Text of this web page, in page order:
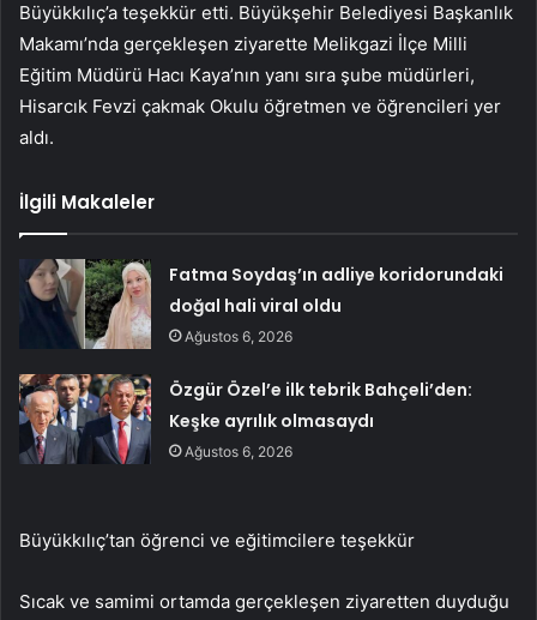
Büyükkılıç’a teşekkür etti. Büyükşehir Belediyesi Başkanlık
Makamı’nda gerçekleşen ziyarette Melikgazi İlçe Milli
Eğitim Müdürü Hacı Kaya’nın yanı sıra şube müdürleri,
Hisarcık Fevzi çakmak Okulu öğretmen ve öğrencileri yer
aldı.
İlgili Makaleler
Fatma Soydaş’ın adliye koridorundaki
doğal hali viral oldu
Ağustos 6, 2026
Özgür Özel’e ilk tebrik Bahçeli’den:
Keşke ayrılık olmasaydı
Ağustos 6, 2026
Büyükkılıç’tan öğrenci ve eğitimcilere teşekkür
Sıcak ve samimi ortamda gerçekleşen ziyaretten duyduğu